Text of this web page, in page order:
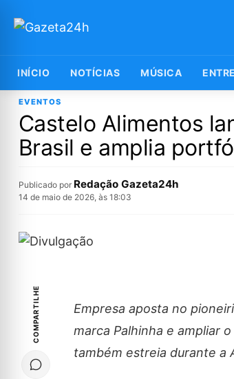
INÍCIO NOTÍCIAS MÚSICA
EVENTOS
Castelo Alimentos
Brasil e amplia
Publicado por Redação Gazeta24h
14 de maio de 2026, às 18:03
COMPARTILHE
Empresa aposta no
marca Palhinha e ampliar
também estreia durante a